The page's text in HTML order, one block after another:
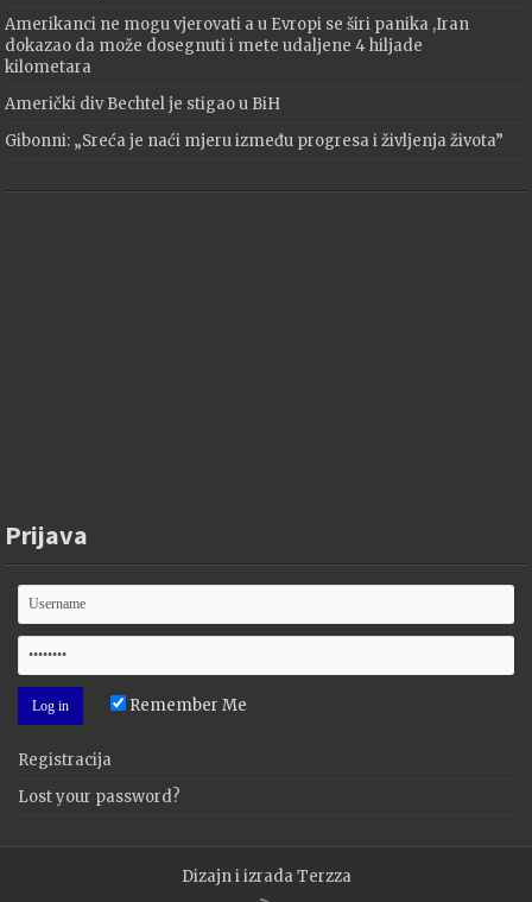
Amerikanci ne mogu vjerovati a u Evropi se širi panika ,Iran
dokazao da može dosegnuti i mete udaljene 4 hiljade
kilometara
Američki div Bechtel je stigao u BiH
Gibonni: „Sreća je naći mjeru između progresa i življenja života”
Prijava
Remember Me
Registracija
Lost your password?
Dizajn i izradaTerzza